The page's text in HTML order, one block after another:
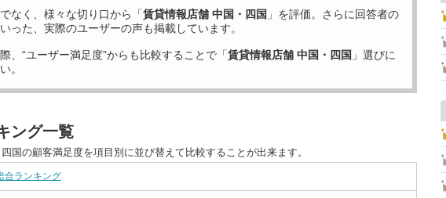
なく、様々な切り口から「賃貸情報店舗 中国・四国 」を評価。さらに回答者の
った、実際のユーザーの声も掲載しています。
、“ユーザー満足度”からも比較することで「賃貸情報店舗 中国・四国 」選びに
。
ング一覧
国の顧客満足度を項目別に並び替えて比較することが出来ます。
合ランキング